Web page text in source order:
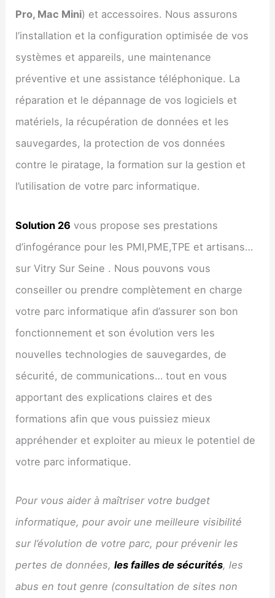
Pro, Mac Mini) et accessoires. Nous assurons
l’installation et la configuration optimisée de vos
systèmes et appareils, une maintenance
préventive et une assistance téléphonique. La
réparation et le dépannage de vos logiciels et
matériels, la récupération de données et les
sauvegardes, la protection de vos données
contre le piratage, la formation sur la gestion et
l’utilisation de votre parc informatique.
Solution 26 vous propose ses prestations
d’infogérance pour les PMI,PME,TPE et artisans…
sur Vitry Sur Seine . Nous pouvons vous
conseiller ou prendre complètement en charge
votre parc informatique afin d’assurer son bon
fonctionnement et son évolution vers les
nouvelles technologies de sauvegardes, de
sécurité, de communications… tout en vous
apportant des explications claires et des
formations afin que vous puissiez mieux
appréhender et exploiter au mieux le potentiel de
votre parc informatique.
Pour vous aider à maîtriser votre budget
informatique, pour avoir une meilleure visibilité
sur l’évolution de votre parc, pour prévenir les
pertes de données,les failles de sécurités, les
abus en tout genre (consultation de sites non